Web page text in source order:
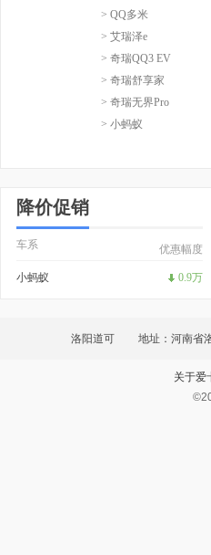
> QQ多米
> 艾瑞泽e
> 奇瑞QQ3 EV
> 奇瑞舒享家
> 奇瑞无界Pro
> 小蚂蚁
降价促销
车系 优惠幅度
小蚂蚁 0.9万
洛阳道可 地址：河南省
关于爱